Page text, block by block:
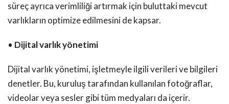
süreç ayrıca verimliliği artırmak için buluttaki mevcut
varlıkların optimize edilmesini de kapsar.
• Dijital varlık yönetimi
Dijital varlık yönetimi, işletmeyle ilgili verileri ve bilgileri
denetler. Bu, kuruluş tarafından kullanılan fotoğraflar,
videolar veya sesler gibi tüm medyaları da içerir.